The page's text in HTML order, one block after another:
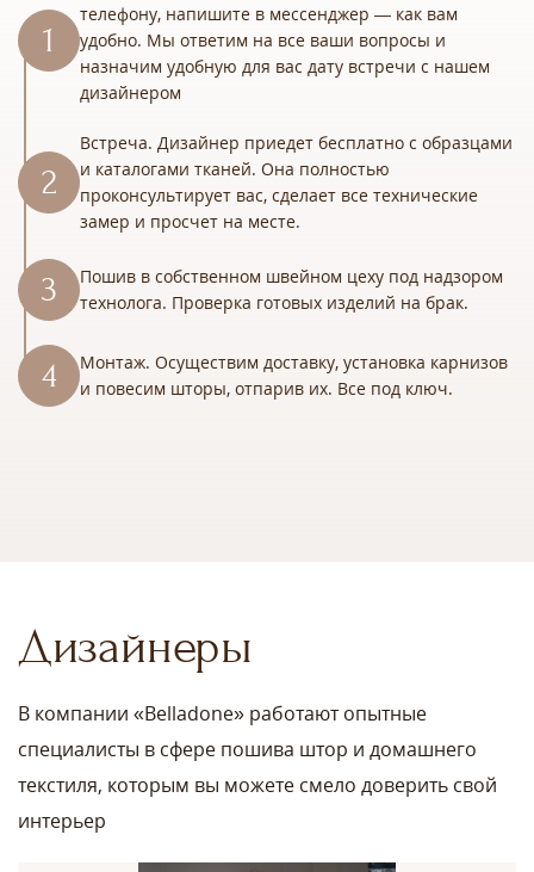
телефону, напишите в мессенджер — как вам
удобно. Мы ответим на все ваши вопросы и
назначим удобную для вас дату встречи с нашем
дизайнером
Встреча. Дизайнер приедет бесплатно с образцами
и каталогами тканей. Она полностью
проконсультирует вас, сделает все технические
замер и просчет на месте.
Пошив в собственном швейном цеху под надзором
технолога. Проверка готовых изделий на брак.
Монтаж. Осуществим доставку, установка карнизов
и повесим шторы, отпарив их. Все под ключ.
Дизайнеры
В компании «Belladone» работают опытные
специалисты в сфере пошива штор и домашнего
текстиля, которым вы можете смело доверить свой
интерьер